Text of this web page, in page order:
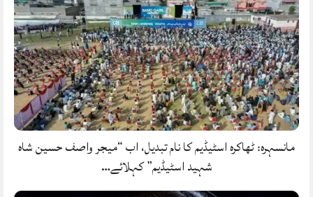
مانسہرہ: ٹھاکرہ اسٹیڈیم کا نام تبدیل، اب “میجر واصف حسین شاہ
شہید اسٹیڈیم” کہلائے…